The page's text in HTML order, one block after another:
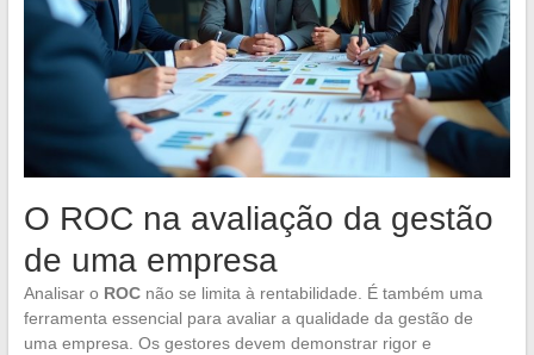
O ROC na avaliação da gestão
de uma empresa
Analisar o ROCnão se limita à rentabilidade. É também uma
ferramenta essencial para avaliar a qualidade da gestão de
uma empresa. Os gestores devem demonstrar rigor e